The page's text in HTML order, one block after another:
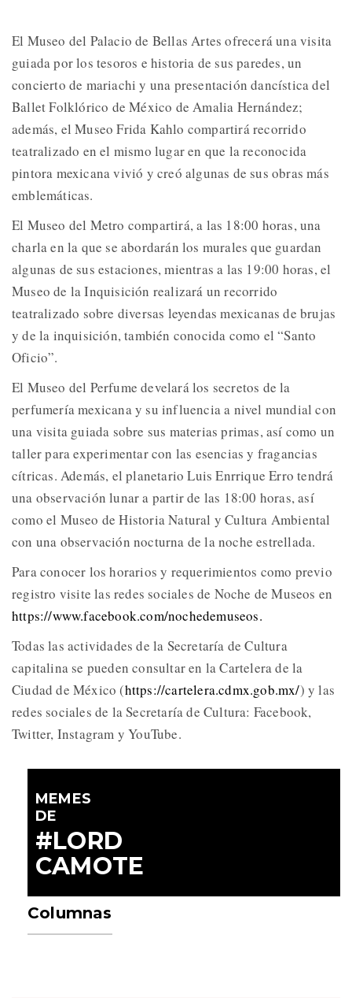
El Museo del Palacio de Bellas Artes ofrecerá una visita
guiada por los tesoros e historia de sus paredes, un
concierto de mariachi y una presentación dancística del
Ballet Folklórico de México de Amalia Hernández;
además, el Museo Frida Kahlo compartirá recorrido
teatralizado en el mismo lugar en que la reconocida
pintora mexicana vivió y creó algunas de sus obras más
emblemáticas.
El Museo del Metro compartirá, a las 18:00 horas, una
charla en la que se abordarán los murales que guardan
algunas de sus estaciones, mientras a las 19:00 horas, el
Museo de la Inquisición realizará un recorrido
teatralizado sobre diversas leyendas mexicanas de brujas
y de la inquisición, también conocida como el “Santo
Oficio”.
El Museo del Perfume develará los secretos de la
perfumería mexicana y su influencia a nivel mundial con
una visita guiada sobre sus materias primas, así como un
taller para experimentar con las esencias y fragancias
cítricas. Además, el planetario Luis Enrrique Erro tendrá
una observación lunar a partir de las 18:00 horas, así
como el Museo de Historia Natural y Cultura Ambiental
con una observación nocturna de la noche estrellada.
Para conocer los horarios y requerimientos como previo
registro visite las redes sociales de Noche de Museos en
https://www.facebook.com/nochedemuseos.
Todas las actividades de la Secretaría de Cultura
capitalina se pueden consultar en la Cartelera de la
Ciudad de México (https://cartelera.cdmx.gob.mx/) y las
redes sociales de la Secretaría de Cultura: Facebook,
Twitter, Instagram y YouTube.
MEMES
DE
#LORD
CAMOTE
Columnas